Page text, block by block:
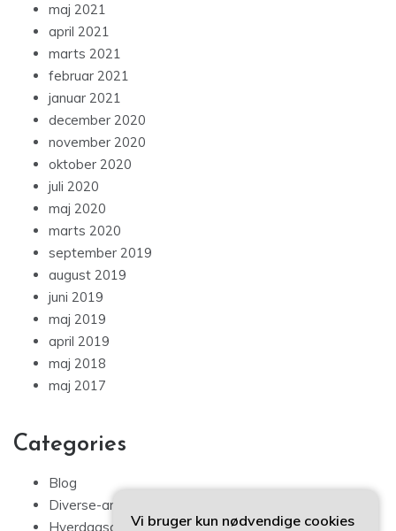
maj 2021
april 2021
marts 2021
februar 2021
januar 2021
december 2020
november 2020
oktober 2020
juli 2020
maj 2020
marts 2020
september 2019
august 2019
juni 2019
maj 2019
april 2019
maj 2018
maj 2017
Categories
Blog
Diverse-artikler
HverdagsglimmerVi bruger kun nødvendige cookies